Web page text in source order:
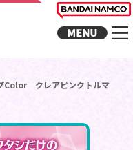
Color クレアピンクトルマ